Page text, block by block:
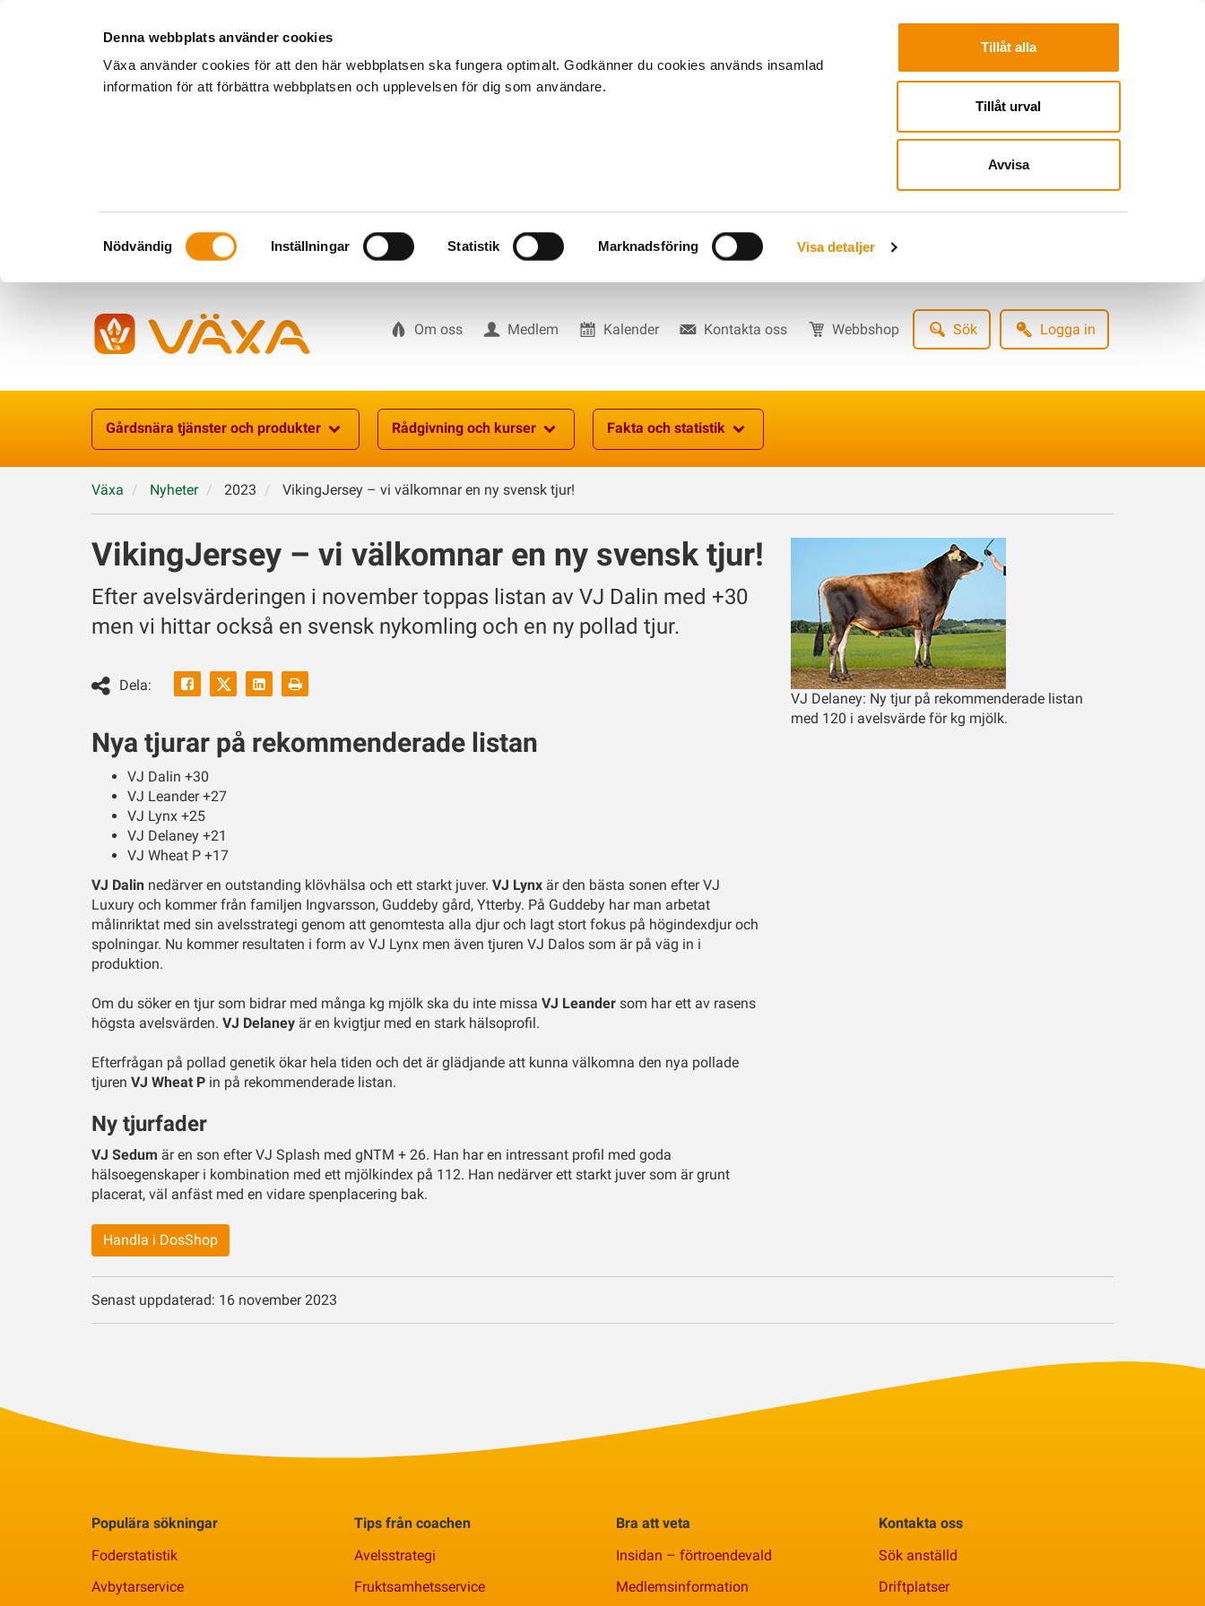
Denna webbplats använder cookies
Växa använder cookies för att den här webbplatsen ska fungera optimalt. Godkänner du cookies används insamlad
information för att förbättra webbplatsen och upplevelsen för dig som användare.
Samtyckesval
Nödvändig Inställningar Statistik Marknadsföring Visa detaljer
Tillåt alla
Tillåt urval
Avvisa
Om oss Medlem Kalender Kontakta oss Webbshop Sök Logga in
Gårdsnära tjänster och produkter
Rådgivning och kurser Fakta och statistik
Växa Nyheter 2023 VikingJersey – vi välkomnar en ny svensk tjur!
VikingJersey – vi välkomnar en ny svensk tjur!
Efter avelsvärderingen i november toppas listan av VJ Dalin med +30
men vi hittar också en svensk nykomling och en ny pollad tjur.
Dela:
Facebook LinkedinSkriv
Nya tjurar på rekommenderade listan
VJ Dalin +30
VJ Leander +27
VJ Lynx +25
VJ Delaney +21
VJ Wheat P +17
VJ Dalin nedärver en outstanding klövhälsa och ett starkt juver. VJ Lynx är den bästa sonen efter VJ
Luxury och kommer från familjen Ingvarsson, Guddeby gård, Ytterby. På Guddeby har man arbetat
målinriktat med sin avelsstrategi genom att genomtesta alla djur och lagt stort fokus på högindexdjur och
spolningar. Nu kommer resultaten i form av VJ Lynx men även tjuren VJ Dalos som är på väg in i
produktion.
Om du söker en tjur som bidrar med många kg mjölk ska du inte missa VJ Leander som har ett av rasens
högsta avelsvärden. VJ Delaney är en kvigtjur med en stark hälsoprofil.
Efterfrågan på pollad genetik ökar hela tiden och det är glädjande att kunna välkomna den nya pollade
tjuren VJ Wheat P in på rekommenderade listan.
Ny tjurfader
VJ Sedum är en son efter VJ Splash med gNTM + 26. Han har en intressant profil med goda
hälsoegenskaper i kombination med ett mjölkindex på 112. Han nedärver ett starkt juver som är grunt
placerat, väl anfäst med en vidare spenplacering bak.
Handla i DosShop
VJ Delaney: Ny tjur på rekommenderade listan
med 120 i avelsvärde för kg mjölk.
Senast uppdaterad: 16 november 2023
Populära sökningar
Foderstatistik
Avbytarservice
Tips från coachen
Avelsstrategi
Fruktsamhetsservice
Bra att veta
Insidan – förtroendevald
Medlemsinformation
Kontakta oss
Sök anställd
Driftplatser